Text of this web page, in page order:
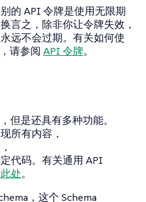
的 API 令牌是使用无限期
言之，除非你让令牌失效，
远不会过期。有关如何使
请参阅 API 令牌。
但是还具有多种功能。
所有内容，
代码。有关通用 API
此处。
，这个 Schema